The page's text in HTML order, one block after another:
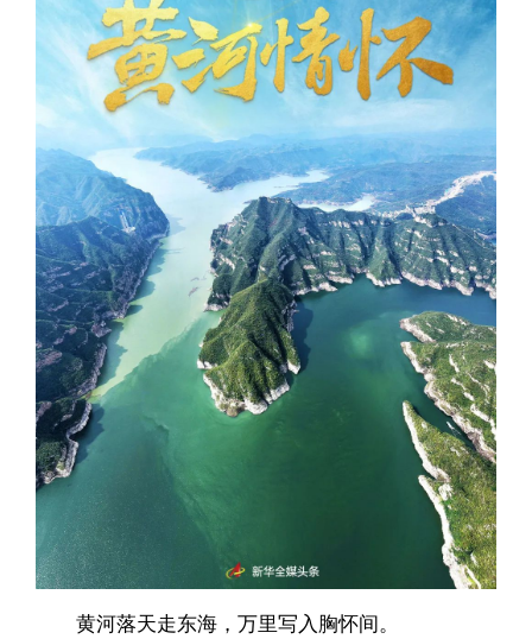
黄河落天走东海，万里写入胸怀间。